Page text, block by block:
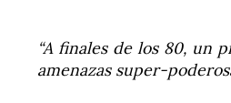
“A finales de los 80, un
amenazas super-